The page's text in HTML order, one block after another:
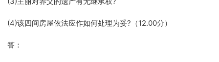
(4)该四间房屋依法应作如何处理为妥?（12.00分）
答：